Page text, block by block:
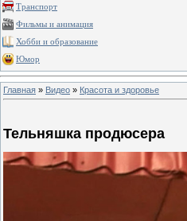
Транспорт
Фильмы и анимация
Хобби и образование
Юмор
Главная » Видео » Красота и здоровье
Тельняшка продюсера